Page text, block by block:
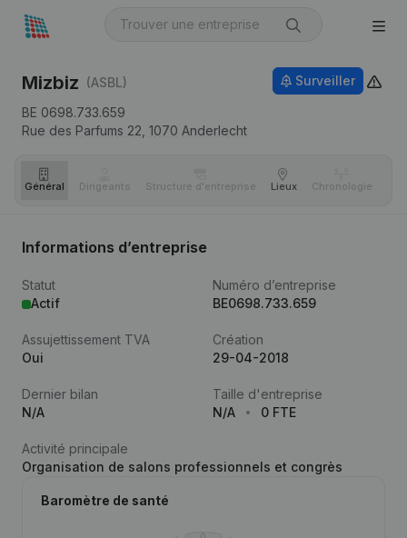
Mizbiz (ASBL)
BE 0698.733.659
Rue des Parfums 22, 1070 Anderlecht
Surveiller
Général Dirigeants Structure d'entreprise Lieux Chronologie
Informations d’entreprise
Statut
Actif
Numéro d’entreprise
BE0698.733.659
Assujettissement TVA
Oui
Création
29-04-2018
Dernier bilan
N/A
Taille d'entreprise
N/A
0 FTE
Activité principale
Organisation de salons professionnels et congrès
Baromètre de santé